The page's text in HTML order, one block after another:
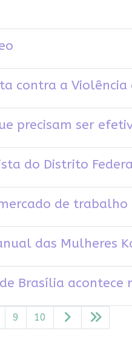
contra a
precisam ser
do Distrito
de trabalho
das Mulheres
Brasília
9 10